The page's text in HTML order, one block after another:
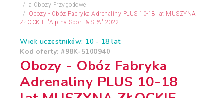
a Obozy Przygodowe
Obozy - Obóz Fabryka Adrenaliny PLUS 10-18 lat MUSZYNA
ZŁOCKIE "Alpina Sport & SPA" 2022
Wiek uczestników: 10 - 18 lat
Kod oferty: #98K-5100940
Obozy - Obóz Fabryka
Adrenaliny PLUS 10-18